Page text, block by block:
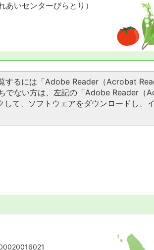
いセンターびらとり）
するには「Adobe Reader（Acrobat
でない方は、左記の「Adobe Reader（
て、ソフトウェアをダウンロードし、